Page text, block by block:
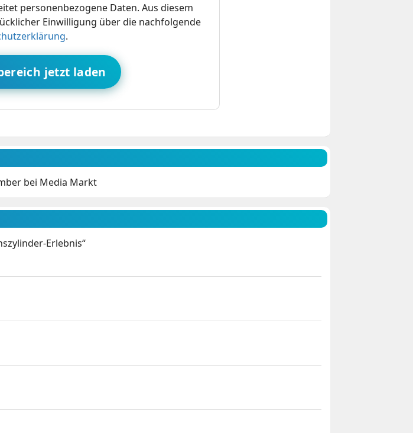
personenbezogene Daten. Aus diesem
Einwilligung über die nachfolgende
.
jetzt laden
bei Media Markt
Erlebnis“